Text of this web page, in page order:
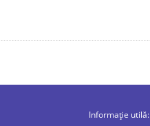
Informație utilă: